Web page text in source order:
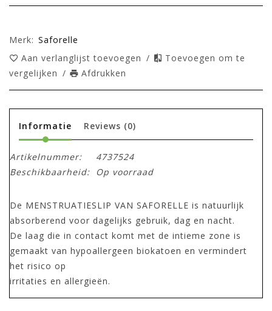
Merk: Saforelle
Aan verlanglijst toevoegen /
Toevoegen om te
vergelijken / Afdrukken
Informatie Reviews (0)
Artikelnummer:
4737524
Beschikbaarheid:
Op voorraad
De MENSTRUATIESLIP VAN SAFORELLE is natuurlijk
absorberend voor dagelijks gebruik, dag en nacht.
De laag die in contact komt met de intieme zone is
gemaakt van hypoallergeen biokatoen en vermindert
het risico op
irritaties en allergieën.